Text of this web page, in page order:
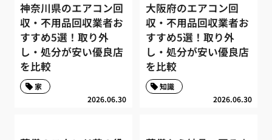
神奈川県のエアコン回
収・不用品回収業者お
すすめ5選！取り外
し・処分が安い優良店
を比較
2026.06.30
家
大阪府のエアコン回
収・不用品回収業者お
すすめ5選！取り外
し・処分が安い優良店
を比較
2026.06.30
知識